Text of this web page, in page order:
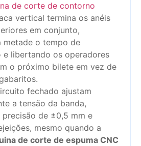
de corte de contorno
vertical termina os anéis
em conjunto,
metade o tempo de
e libertando os operadores
o próximo bilete em vez de
fechado ajustam
a tensão da banda,
precisão de ±0,5 mm e
mesmo quando a
de corte de espuma CNC